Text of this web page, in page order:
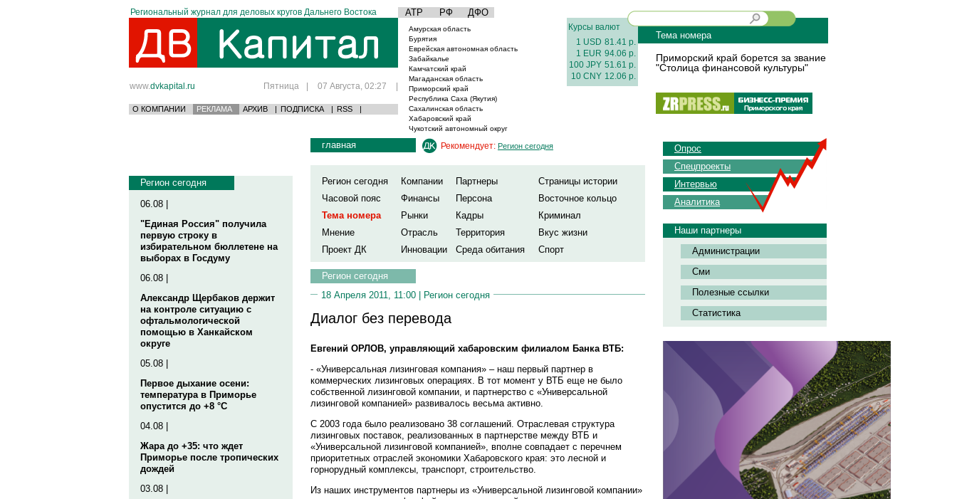
Региональный журнал для деловых кругов Дальнего Востока АТР РФ ДФО
www.dvkapital.ru Пятница | 07 Августа, 02:27 |
О КОМПАНИИ РЕКЛАМА АРХИВ | ПОДПИСКА | RSS |
Амурская область
Бурятия
Еврейская автономная область
Забайкалье
Камчатский край
Магаданская область
Приморский край
Республика Саха (Якутия)
Сахалинская область
Хабаровский край
Чукотский автономный округ
Курсы валют
1 USD 81.41 р.
1 EUR 94.06 р.
100 JPY 51.61 р.
10 CNY 12.06 р.
Тема номера
Приморский край борется за звание
"Столица финансовой культуры"
Регион сегодня
06.08 |
"Единая Россия" получила
первую строку в
избирательном бюллетене на
выборах в Госдуму
06.08 |
Александр Щербаков держит
на контроле ситуацию с
офтальмологической
помощью в Ханкайском
округе
05.08 |
Первое дыхание осени:
температура в Приморье
опустится до +8 °C
04.08 |
Жара до +35: что ждет
Приморье после тропических
дождей
03.08 |
главная Рекомендует: Регион сегодня
Регион сегодня Компании Партнеры
Страницы истории
Часовой пояс
Финансы Персона
Восточное кольцо
Тема номера
Рынки Кадры
Криминал
Мнение
Отрасль Территория
Вкус жизни
Проект ДК
Инновации Среда обитания Спорт
Регион сегодня
18 Апреля 2011, 11:00 | Регион сегодня
Диалог без перевода
Евгений ОРЛОВ, управляющий хабаровским филиалом Банка ВТБ:
- «Универсальная лизинговая компания» – наш первый партнер в
коммерческих лизинговых операциях. В тот момент у ВТБ еще не было
собственной лизинговой компании, и партнерство с «Универсальной
лизинговой компанией» развивалось весьма активно.
С 2003 года было реализовано 38 соглашений. Отраслевая структура
лизинговых поставок, реализованных в партнерстве между ВТБ и
«Универсальной лизинговой компанией», вполне совпадает с перечнем
приоритетных отраслей экономики Хабаровского края: это лесной и
горнорудный комплексы, транспорт, строительство.
Из наших инструментов партнеры из «Универсальной лизинговой компании»
Опрос
Спецпроекты
Интервью
Аналитика
Наши партнеры
Администрации
Сми
Полезные ссылки
Статистика